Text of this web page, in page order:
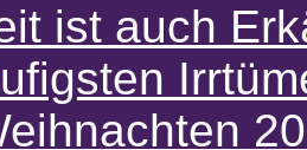
ist auch